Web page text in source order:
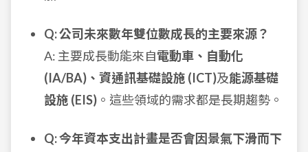
Q: 公司未來數年雙位數成長的主要來源？
A: 主要成長動能來自電動車、自動化
(IA/BA)、資通訊基礎設施 (ICT)及能源基礎
設施 (EIS) 。這些領域的需求都是長期趨勢。
Q: 今年資本支出計畫是否會因景氣下滑而下